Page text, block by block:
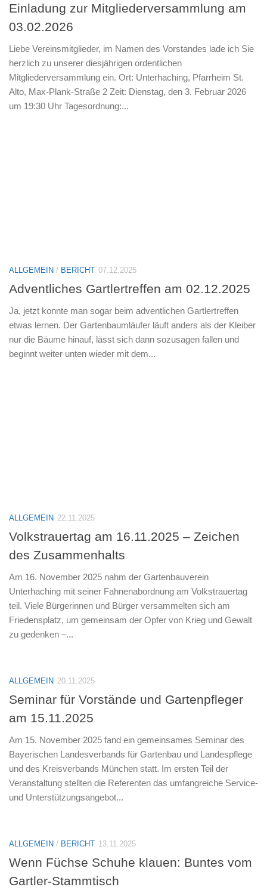
Einladung zur Mitgliederversammlung am
03.02.2026
Liebe Vereinsmitglieder, im Namen des Vorstandes lade ich Sie
herzlich zu unserer diesjährigen ordentlichen
Mitgliederversammlung ein. Ort: Unterhaching, Pfarrheim St.
Alto, Max-Plank-Straße 2 Zeit: Dienstag, den 3. Februar 2026
um 19:30 Uhr Tagesordnung:...
ALLGEMEIN / BERICHT 07.12.2025
Adventliches Gartlertreffen am 02.12.2025
Ja, jetzt konnte man sogar beim adventlichen Gartlertreffen
etwas lernen. Der Gartenbaumläufer läuft anders als der Kleiber
nur die Bäume hinauf, lässt sich dann sozusagen fallen und
beginnt weiter unten wieder mit dem...
ALLGEMEIN 22.11.2025
Volkstrauertag am 16.11.2025 – Zeichen
des Zusammenhalts
Am 16. November 2025 nahm der Gartenbauverein
Unterhaching mit seiner Fahnenabordnung am Volkstrauertag
teil. Viele Bürgerinnen und Bürger versammelten sich am
Friedensplatz, um gemeinsam der Opfer von Krieg und Gewalt
zu gedenken –...
ALLGEMEIN 20.11.2025
Seminar für Vorstände und Gartenpfleger
am 15.11.2025
Am 15. November 2025 fand ein gemeinsames Seminar des
Bayerischen Landesverbands für Gartenbau und Landespflege
und des Kreisverbands München statt. Im ersten Teil der
Veranstaltung stellten die Referenten das umfangreiche Service-
und Unterstützungsangebot...
ALLGEMEIN / BERICHT 13.11.2025
Wenn Füchse Schuhe klauen: Buntes vom
Gartler-Stammtisch